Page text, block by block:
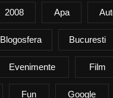
2008 Apa
Blogosfera Bucuresti
Evenimente Film
Fun Google